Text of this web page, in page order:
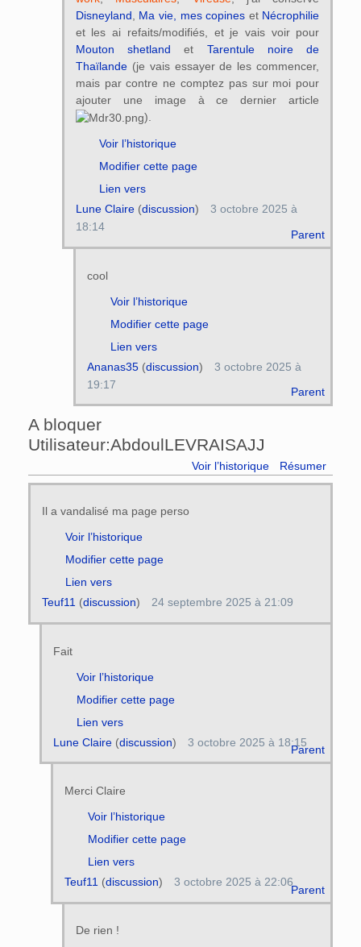
Disneyland, Ma vie, mes copines et Nécrophilie
et les ai refaits/modifiés, et je vais voir pour
Mouton shetland et Tarentule noire de
Thaïlande(je vais essayer de les commencer,
mais par contre ne comptez pas sur moi pour
ajouter une image à ce dernier article
).
Parent
Voir l’historique
Modifier cette page
Lien vers
Lune Claire(discussion)
3 octobre 2025 à
18:14
cool
Parent
Voir l’historique
Modifier cette page
Lien vers
Ananas35(discussion)
3 octobre 2025 à
19:17
A bloquer
Utilisateur:AbdoulLEVRAISAJJ
Voir l’historique Résumer
Il a vandalisé ma page perso
Voir l’historique
Modifier cette page
Lien vers
Teuf11(discussion) 24 septembre 2025 à 21:09
Fait
Parent
Voir l’historique
Modifier cette page
Lien vers
Lune Claire(discussion) 3 octobre 2025 à 18:15
Merci Claire
Parent
Voir l’historique
Modifier cette page
Lien vers
Teuf11 (discussion) 3 octobre 2025 à 22:06
De rien !